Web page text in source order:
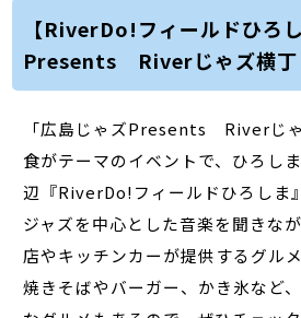
【RiverDo!フィールドひろ
Presents Riverじゃズ横丁
「広島じゃズPresents Riverじ
食がテーマのイベントで、ひろし
辺『RiverDo!フィールドひろしま
ジャズを中心とした音楽を聞きな
店やキッチンカーが提供するグル
焼きそばやバーガー、かき氷など